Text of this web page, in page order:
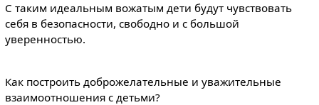
С таким идеальным вожатым дети будут чувствовать
себя в безопасности, свободно и с большой
уверенностью.
Как построить доброжелательные и уважительные
взаимоотношения с детьми?